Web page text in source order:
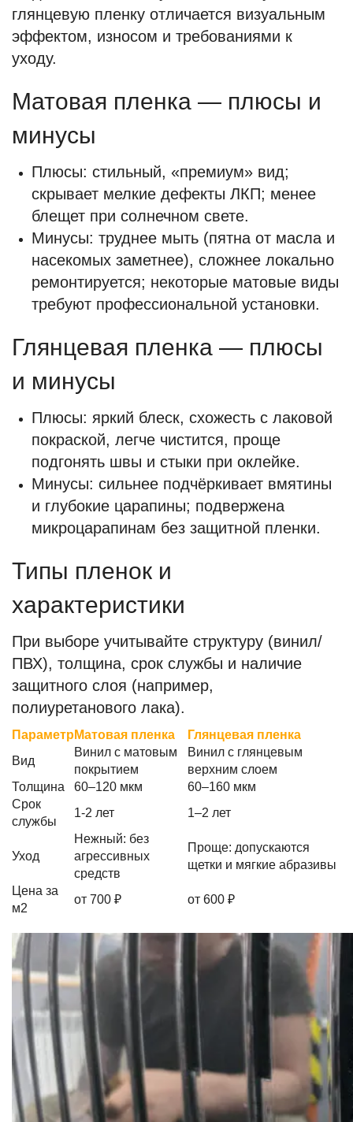
глянцевую пленку отличается визуальным
эффектом, износом и требованиями к
уходу.
Матовая пленка — плюсы и
минусы
Плюсы: стильный, «премиум» вид;
скрывает мелкие дефекты ЛКП; менее
блещет при солнечном свете.
Минусы: труднее мыть (пятна от масла и
насекомых заметнее), сложнее локально
ремонтируется; некоторые матовые виды
требуют профессиональной установки.
Глянцевая пленка — плюсы
и минусы
Плюсы: яркий блеск, схожесть с лаковой
покраской, легче чистится, проще
подгонять швы и стыки при оклейке.
Минусы: сильнее подчёркивает вмятины
и глубокие царапины; подвержена
микроцарапинам без защитной пленки.
Типы пленок и
характеристики
При выборе учитывайте структуру (винил/
ПВХ), толщина, срок службы и наличие
защитного слоя (например,
полиуретанового лака).
ПараметрМатовая пленка
Глянцевая пленка
Вид
Винил с матовым
покрытием
Винил с глянцевым
верхним слоем
Толщина
60–120 мкм
60–160 мкм
Срок
службы
1-2 лет 1–2 лет
Уход
Нежный: без
агрессивных
средств
Проще: допускаются
щетки и мягкие абразивы
Цена за
м2
от 700 ₽ от 600 ₽